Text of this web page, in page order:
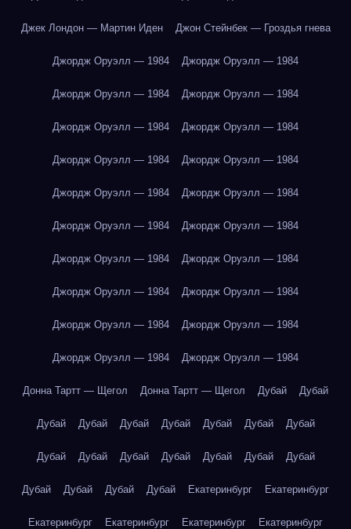
Джек Лондон — Мартин Иден Джон Стейнбек — Гроздья гнева
Джордж Оруэлл — 1984 Джордж Оруэлл — 1984
Джордж Оруэлл — 1984 Джордж Оруэлл — 1984
Джордж Оруэлл — 1984 Джордж Оруэлл — 1984
Джордж Оруэлл — 1984 Джордж Оруэлл — 1984
Джордж Оруэлл — 1984 Джордж Оруэлл — 1984
Джордж Оруэлл — 1984 Джордж Оруэлл — 1984
Джордж Оруэлл — 1984 Джордж Оруэлл — 1984
Джордж Оруэлл — 1984 Джордж Оруэлл — 1984
Джордж Оруэлл — 1984 Джордж Оруэлл — 1984
Джордж Оруэлл — 1984 Джордж Оруэлл — 1984
Донна Тартт — Щегол Донна Тартт — Щегол Дубай Дубай
Дубай Дубай Дубай Дубай Дубай Дубай Дубай
Дубай Дубай Дубай Дубай Дубай Дубай Дубай
Дубай Дубай Дубай Дубай Екатеринбург Екатеринбург
Екатеринбург Екатеринбург Екатеринбург Екатеринбург